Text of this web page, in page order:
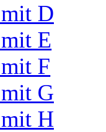
D
E
F
G
H